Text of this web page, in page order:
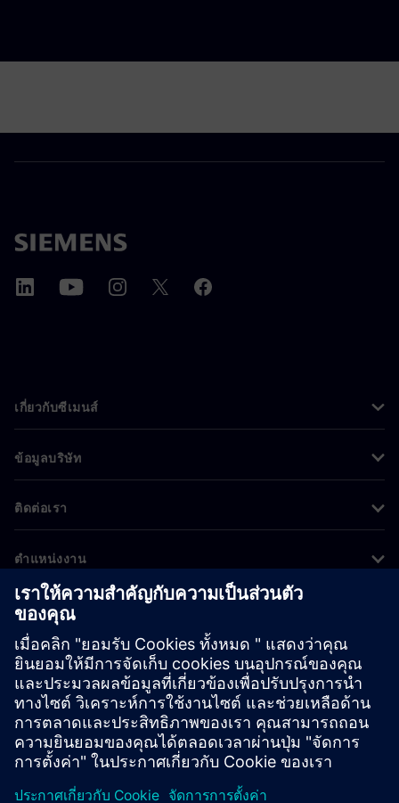
เกี่ยวกับซีเมนส์
ข้อมูลบริษัท
ติดต่อเรา
ตำแหน่งงาน
© Siemens 2026
ข้อมูลองค์กร
ประกาศความเป็นส่วนตัว
ประกาศเกี่ยวกับคุกกี้